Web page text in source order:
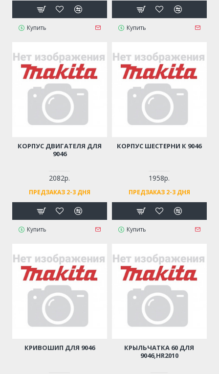
Купить Купить
КОРПУС ДВИГАТЕЛЯ ДЛЯ
9046
2082р.
ПРЕДЗАКАЗ 2-3 ДНЯ
Купить
КОРПУС ШЕСТЕРНИ К 9046
1958р.
ПРЕДЗАКАЗ 2-3 ДНЯ
Купить
КРИВОШИП ДЛЯ 9046
КРЫЛЬЧАТКА 60 ДЛЯ
9046,HR2010